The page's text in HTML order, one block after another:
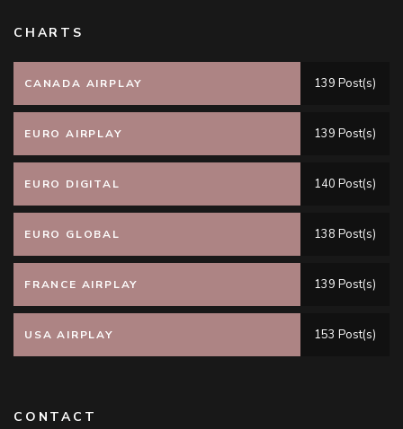
CHARTS
CANADA AIRPLAY 139 Post(s)
EURO AIRPLAY 139 Post(s)
EURO DIGITAL 140 Post(s)
EURO GLOBAL 138 Post(s)
FRANCE AIRPLAY 139 Post(s)
USA AIRPLAY 153 Post(s)
CONTACT